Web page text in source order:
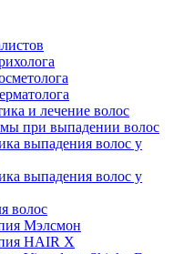
и лечение волос
при выпадении волос
выпадения волос у
выпадения волос у
волос
Мэлсмон
HAIR X